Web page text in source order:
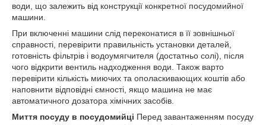
води, що залежить від конструкції конкретної посудомийної
машини.
При включенні машини слід переконатися в її зовнішньої
справності, перевірити правильність установки деталей,
готовність фільтрів і водоумягчителя (достатньо солі), після
чого відкрити вентиль надходження води. Також варто
перевірити кількість миючих та ополаскивающих коштів або
наповнити відповідні ємності, якщо машина не має
автоматичного дозатора хімічних засобів.
Миття посуду в посудомийці Перед завантаженням посуду